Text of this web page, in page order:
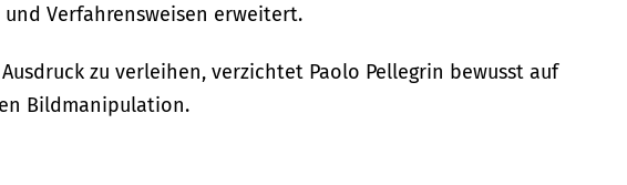
Verfahrensweisen erweitert.
zu verleihen, verzichtet Paolo Pellegrin bewusst auf
Bildmanipulation.